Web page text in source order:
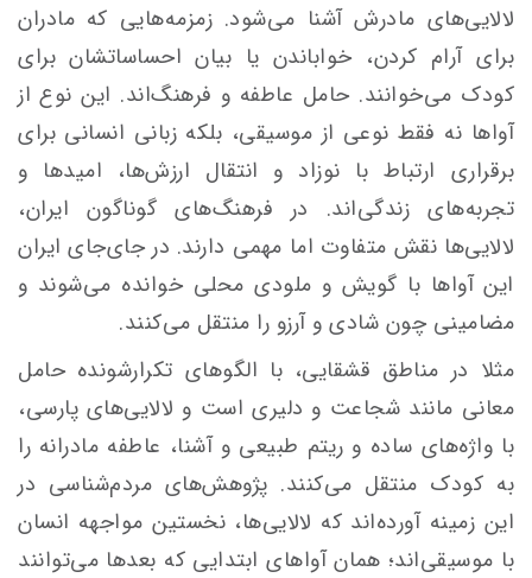
لالایی‌های مادرش آشنا می‌شود. زمزمه‌هایی که مادران
برای آرام کردن، خواباندن یا بیان احساساتشان برای
کودک می‌خوانند. حامل عاطفه و فرهنگ‌اند. این نوع از
آواها نه فقط نوعی از موسیقی، بلکه زبانی انسانی برای
برقراری ارتباط با نوزاد و انتقال ارزش‌ها، امیدها و
تجربه‌های زندگی‌اند. در فرهنگ‌های گوناگون ایران،
لالایی‌ها نقش متفاوت اما مهمی دارند. در جای‌جای ایران
این آواها با گویش و ملودی محلی خوانده می‌شوند و
مضامینی چون شادی و آرزو را منتقل می‌کنند.
مثلا در مناطق قشقایی، با الگوهای تکرارشونده حامل
معانی مانند شجاعت و دلیری است و لالایی‌های پارسی،
با واژه‌های ساده‌ و ریتم طبیعی و آشنا، عاطفه مادرانه را
به کودک منتقل می‌کنند. پژوهش‌های مردم‌شناسی در
این زمینه آورده‌اند که لالایی‌ها، نخستین مواجهه‌ انسان
با موسیقی‌اند؛ همان آواهای ابتدایی که بعدها می‌توانند